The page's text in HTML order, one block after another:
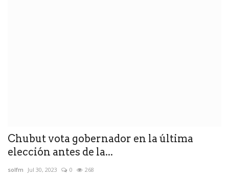
Chubut vota gobernador en la última
elección antes de la...
solfm Jul 30, 2023 0 268